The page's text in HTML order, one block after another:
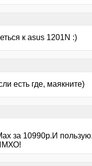
к asus 1201N :)
есть где, маякните)
за 10990р.И пользую.